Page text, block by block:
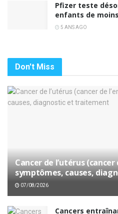
Pfizer teste
enfants de
5 ANS AGO
Don't Miss
Cancer de l’utérus
symptômes, causes,
07/08/2026
Cancers